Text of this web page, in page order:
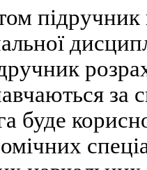
підручник
за
буде